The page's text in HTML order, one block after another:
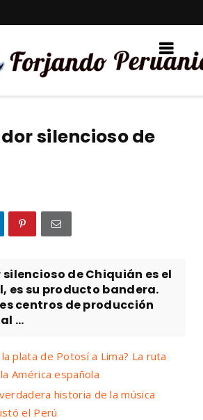
silencioso de
de Chiquián es el
es su producto bandera.
centros de producción
...
plata de Potosí a Lima? La ruta
América española
historia de la música
el Perú